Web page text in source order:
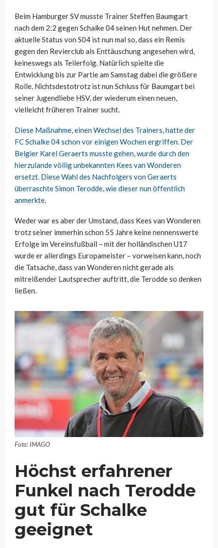
Beim Hamburger SV musste Trainer Steffen Baumgart
nach dem 2:2 gegen Schalke 04 seinen Hut nehmen. Der
aktuelle Status von S04 ist nun mal so, dass ein Remis
gegen den Revierclub als Enttäuschung angesehen wird,
keineswegs als Teilerfolg. Natürlich spielte die
Entwicklung bis zur Partie am Samstag dabei die größere
Rolle. Nichtsdestotrotz ist nun Schluss für Baumgart bei
seiner Jugendliebe HSV, der wiederum einen neuen,
vielleicht früheren Trainer sucht.
Diese Maßnahme, einen Wechsel des Trainers, hatte der
FC Schalke 04 schon vor einigen Wochen ergriffen. Der
Belgier Karel Geraerts musste gehen, wurde durch den
hierzulande völlig unbekannten Kees van Wonderen
ersetzt. Diese Wahl des Nachfolgers von Geraerts
überraschte Simon Terodde,wie dieser nun öffentlich
anmerkte.
Weder war es aber der Umstand, dass Kees van Wonderen
trotz seiner immerhin schon 55 Jahre keine nennenswerte
Erfolge im Vereinsfußball – mit der holländischen U17
wurde er allerdings Europameister – vorweisen kann, noch
die Tatsache, dass van Wonderen nicht gerade als
mitreißender Lautsprecher auftritt, die Terodde so denken
ließen.
Foto: IMAGO
Höchst erfahrener
Funkel nach Terodde
gut für Schalke
geeignet